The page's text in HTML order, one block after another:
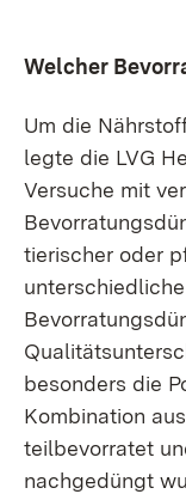
Welcher
Um die
legte die LVG
Versuche mit
tierischer oder
besonders die
Kombination
teilbevorratet
nachgedüngt